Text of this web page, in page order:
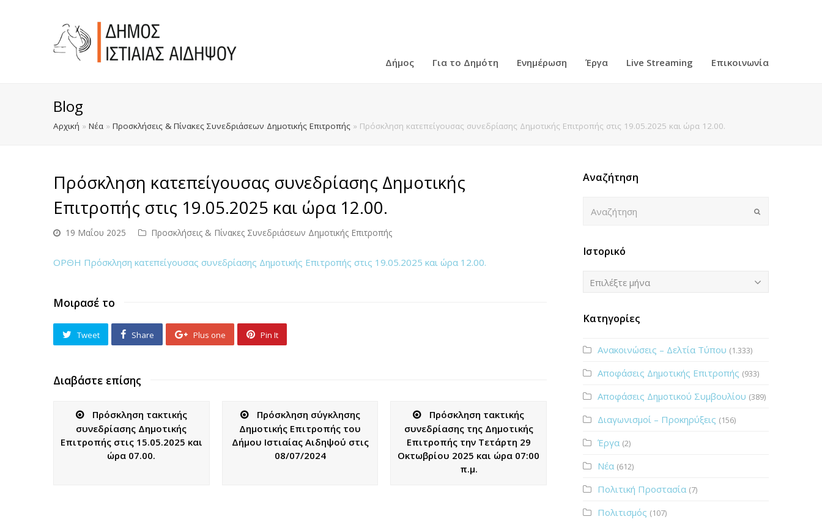
Δήμος Για το Δημότη Ενημέρωση Έργα Live Streaming Επικοινωνία
Blog
Αρχική » Νέα » Προσκλήσεις & Πίνακες Συνεδριάσεων Δημοτικής Επιτροπής » Πρόσκληση κατεπείγουσας συνεδρίασης Δημοτικής Επιτροπής στις 19.05.2025 και ώρα 12.00.
Πρόσκληση κατεπείγουσας συνεδρίασης Δημοτικής
Επιτροπής στις 19.05.2025 και ώρα 12.00.
19 Μαΐου 2025 Προσκλήσεις & Πίνακες Συνεδριάσεων Δημοτικής Επιτροπής
ΟΡΘΗ Πρόσκληση κατεπείγουσας συνεδρίασης Δημοτικής Επιτροπής στις 19.05.2025 και ώρα 12.00.
Μοιρασέ το
Tweet Share Plus one Pin It
Διαβάστε επίσης
Πρόσκληση τακτικής
συνεδρίασης Δημοτικής
Επιτροπής στις 15.05.2025 και
ώρα 07.00.
Πρόσκληση σύγκλησης
Δημοτικής Επιτροπής του
Δήμου Ιστιαίας Αιδηψού στις
08/07/2024
Πρόσκληση τακτικής
συνεδρίασης της Δημοτικής
Επιτροπής την Τετάρτη 29
Οκτωβρίου 2025 και ώρα 07:00
π.μ.
Αναζήτηση
Ιστορικό
Ιστορικό
Επιλέξτε μήνα
Κατηγορίες
Ανακοινώσεις – Δελτία Τύπου (1.333)
Αποφάσεις Δημοτικής Επιτροπής (933)
Αποφάσεις Δημοτικού Συμβουλίου (389)
Διαγωνισμοί – Προκηρύξεις (156)
Έργα (2)
Νέα (612)
Πολιτική Προστασία (7)
Πολιτισμός (107)